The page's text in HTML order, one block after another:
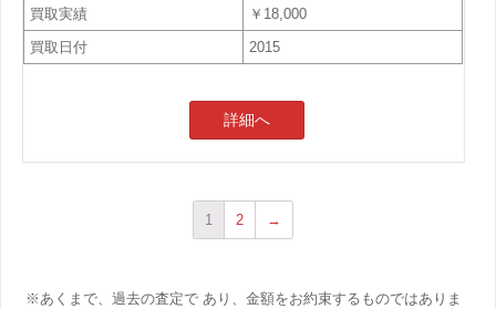
買取実績
￥18,000
買取日付
2015
詳細へ
1 2 →
※あくまで、過去の査定で あり、金額をお約束するものではありま